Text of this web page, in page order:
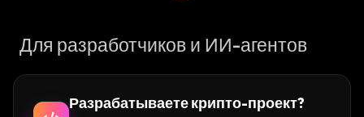
Для разработчиков и ИИ-агентов
Разрабатываете крипто-проект?